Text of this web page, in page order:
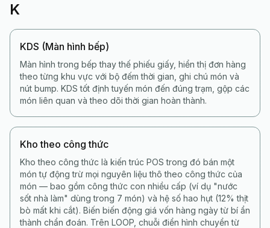
K
KDS (Màn hình bếp)
Màn hình trong bếp thay thế phiếu giấy, hiển thị đơn hàng
theo từng khu vực với bộ đếm thời gian, ghi chú món và
nút bump. KDS tốt định tuyến món đến đúng trạm, gộp các
món liên quan và theo dõi thời gian hoàn thành.
Kho theo công thức
Kho theo công thức là kiến trúc POS trong đó bán một
món tự động trừ mọi nguyên liệu thô theo công thức của
món — bao gồm công thức con nhiều cấp (ví dụ "nước
sốt nhà làm" dùng trong 7 món) và hệ số hao hụt (12% thịt
bò mất khi cắt). Biến biến động giá vốn hàng ngày từ bí ẩn
thành chẩn đoán. Trên LOOP, chuỗi điển hình chuyển từ